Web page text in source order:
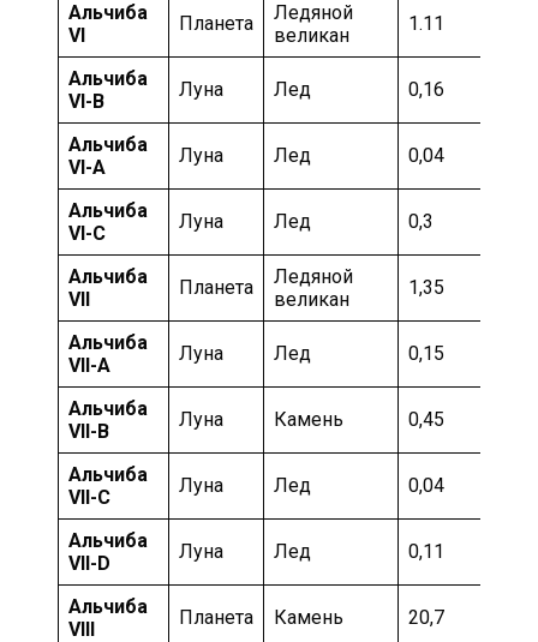
Альчиба
VI
Планета
Ледяной
великан
1.11
Альчиба
VI-B
Луна Лед 0,16
Альчиба
VI-А
Луна Лед 0,04
Альчиба
VI-C
Луна Лед 0,3
Альчиба
VII
Планета
Ледяной
великан
1,35
Альчиба
VII-А
Луна Лед 0,15
Альчиба
VII-B
Луна Камень 0,45
Альчиба
VII-C
Луна Лед 0,04
Альчиба
VII-D
Луна Лед 0,11
Альчиба
VIII
Планета Камень 20,7